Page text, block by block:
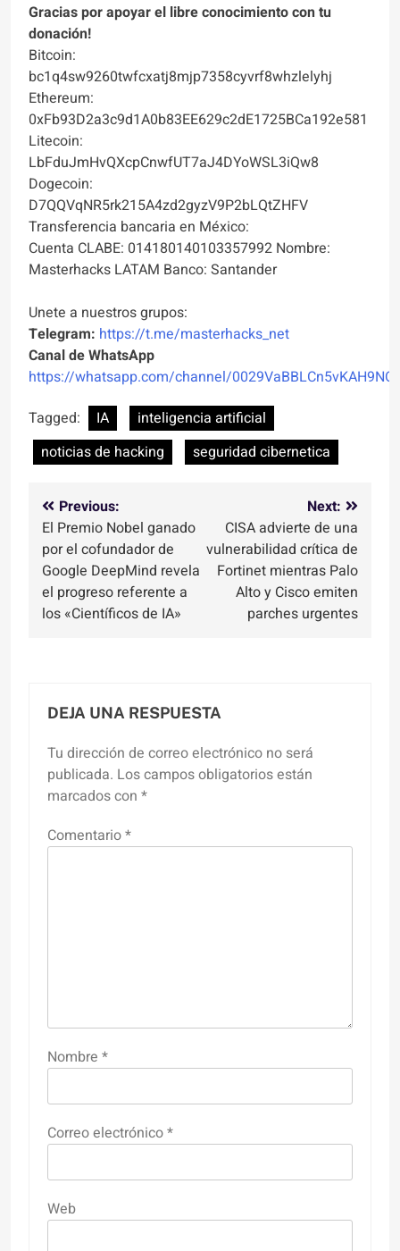
Gracias por apoyar el libre conocimiento con tu
donación!
Bitcoin:
bc1q4sw9260twfcxatj8mjp7358cyvrf8whzlelyhj
Ethereum:
0xFb93D2a3c9d1A0b83EE629c2dE1725BCa192e581
Litecoin:
LbFduJmHvQXcpCnwfUT7aJ4DYoWSL3iQw8
Dogecoin:
D7QQVqNR5rk215A4zd2gyzV9P2bLQtZHFV
Transferencia bancaria en México:
Cuenta CLABE: 014180140103357992 Nombre:
Masterhacks LATAM Banco: Santander
Unete a nuestros grupos:
Telegram: https://t.me/masterhacks_net
Canal de WhatsApp
https://whatsapp.com/channel/
Tagged:
IA
inteligencia artificial
noticias de hacking
seguridad cibernetica
Navegación
de
entradas
Previous:
El Premio Nobel ganado
por el cofundador de
Google DeepMind revela
el progreso referente a
los «Científicos de IA»
Next:
CISA advierte de una
vulnerabilidad crítica de
Fortinet mientras Palo
Alto y Cisco emiten
parches urgentes
DEJA UNA RESPUESTA
Tu dirección de correo electrónico no será
publicada. Los campos obligatorios están
marcados con *
Comentario*
Nombre *
Correo electrónico*
Web